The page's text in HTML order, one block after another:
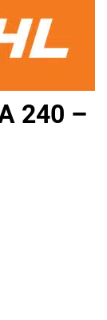
240 –